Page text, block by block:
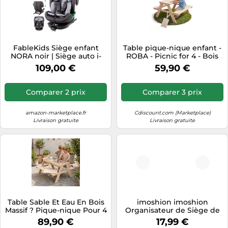
FableKids Siège enfant
NORA noir | Siège auto i-
Size pivotant à 360° 40-150
cm | Siège dos à la route
force | Appuie-tête et
dossier réglables en
R129/04
109,00 €
Comparer 2 prix
amazon-marketplace.fr
Livraison gratuite
Table pique-nique enfant -
ROBA - Picnic for 4 - Bois
massif - 4 places -
Résistante aux intempéries
59,90 €
Comparer 3 prix
Cdiscount.com (Marketplace)
Livraison gratuite
Table Sable Et Eau En Bois
Massif ? Pique-nique Pour 4
Enfants Bois Naturel TU
89,90 €
imoshion imoshion
Organisateur de Siège de
Voiture pour enfants 9
17,99 €